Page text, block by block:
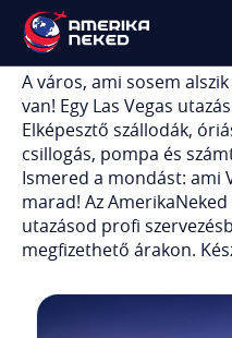
FŐOLDAL
UTAK
HÍRLEVÉL
BLOG
RÓLUNK
Las Vegas
A város, ami sosem
van! Egy Las Vegas
Elképesztő szállodák,
csillogás, pompa és
Ismered a mondást: ami
marad! Az
utazásod profi
megfizethető árakon.